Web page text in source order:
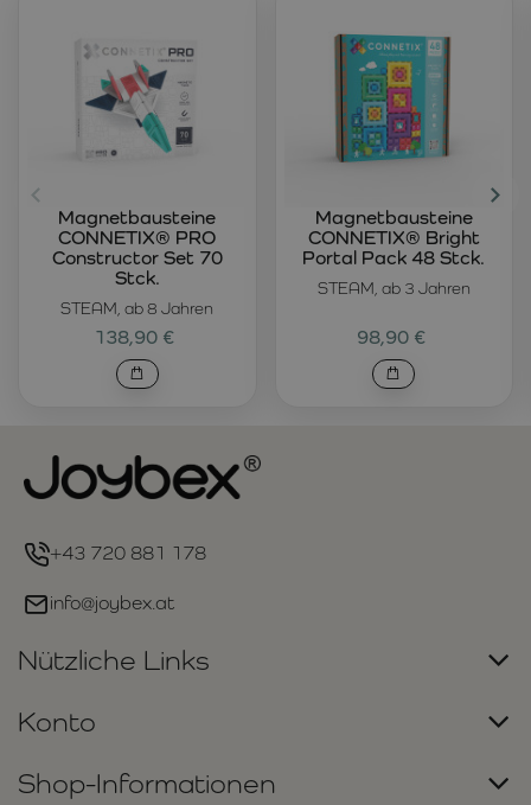
STEAM, ab 8 Jahren
Magnetbausteine
CONNETIX® PRO
Constructor Set 70
Stck.
138,90 €
STEAM, ab 3 Jahren
Magnetbausteine
CONNETIX® Bright
Portal Pack 48 Stck.
98,90 €
+43 720 881 178
info@joybex.at
Nützliche Links
Konto
Shop-Informationen